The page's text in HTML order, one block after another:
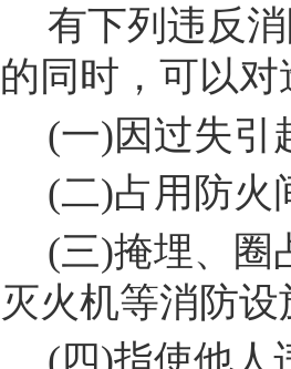
有下列违反
的同时，可以
(一)因过失引
(二)占用防火
(三)掩埋、圈
灭火机等消防设